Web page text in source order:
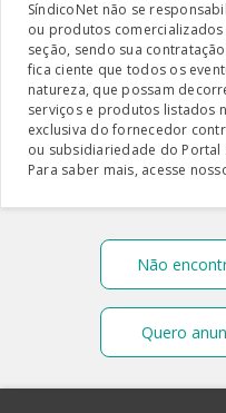
SíndicoNet não se
ou produtos
seção, sendo sua
fica ciente que todos os
natureza, que possam
serviços e produtos listados
exclusiva do fornecedor
ou subsidiariedade do Portal
Para saber mais, acesse
Não
Quero